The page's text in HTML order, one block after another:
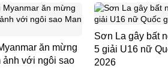
ăn mừng
ảnh với ngôi sao
Sơn La gây bất
5 giải U16 nữ
2026